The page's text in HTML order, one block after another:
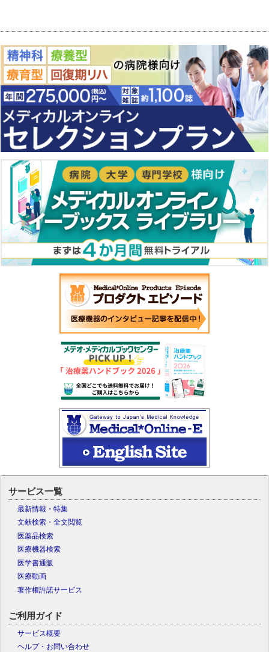
サービス一覧
最新情報・特集
文献検索・全文閲覧
医薬品検索
医療機器検索
医学書通販
医療動画
著作権許諾サービス
ご利用ガイド
サービス概要
ヘルプ・お問い合わせ